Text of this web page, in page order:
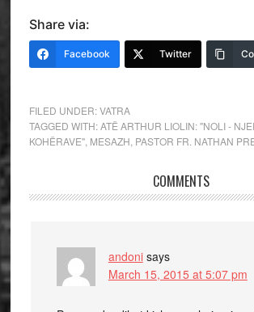
Share via:
Facebook Twitter
FILED UNDER:VATRA
TAGGED WITH:ATË ARTHUR LIOLIN: "NOLI -
KOHËRAVE", MESAZH PASTOR FR. NATHAN
COMMENTS
andoni says
March 15, 2015 at 5:07 pm